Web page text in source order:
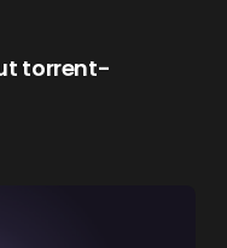
torrent-